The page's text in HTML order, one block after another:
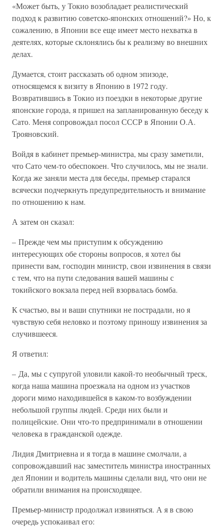
«Может быть, у Токио возобладает реалистический
подход к развитию советско-японских отношений?» Но, к
сожалению, в Японии все еще имеет место нехватка в
деятелях, которые склонялись бы к реализму во внешних
делах.
Думается, стоит рассказать об одном эпизоде,
относящемся к визиту в Японию в 1972 году.
Возвратившись в Токио из поездки в некоторые другие
японские города, я пришел на запланированную беседу к
Сато. Меня сопровождал посол СССР в Японии О.А.
Трояновский.
Войдя в кабинет премьер-министра, мы сразу заметили,
что Сато чем-то обеспокоен. Что случилось, мы не знали.
Когда же заняли места для беседы, премьер старался
всячески подчеркнуть предупредительность и внимание
по отношению к нам.
А затем он сказал:
– Прежде чем мы приступим к обсуждению
интересующих обе стороны вопросов, я хотел бы
принести вам, господин министр, свои извинения в связи
с тем, что на пути следования вашей машины с
токийского вокзала перед ней взорвалась бомба.
К счастью, вы и ваши спутники не пострадали, но я
чувствую себя неловко и поэтому приношу извинения за
случившееся.
Я ответил:
– Да, мы с супругой уловили какой-то необычный треск,
когда наша машина проезжала на одном из участков
дороги мимо находившейся в каком-то возбуждении
небольшой группы людей. Среди них были и
полицейские. Они что-то предпринимали в отношении
человека в гражданской одежде.
Лидия Дмитриевна и я тогда в машине смолчали, а
сопровождавший нас заместитель министра иностранных
дел Японии и водитель машины сделали вид, что они не
обратили внимания на происходящее.
Премьер-министр продолжал извиняться. А я в свою
очередь успокаивал его: